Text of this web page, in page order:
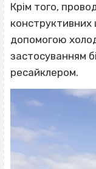
Крім того,
конструктивних
допомогою
застосуванням
ресайклером.